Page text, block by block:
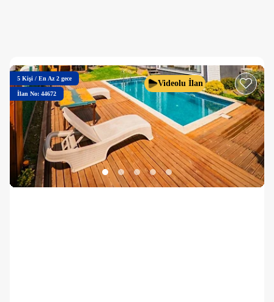
5 Kişi / En Az 2 gece
İlan No: 44672
Videolu İlan